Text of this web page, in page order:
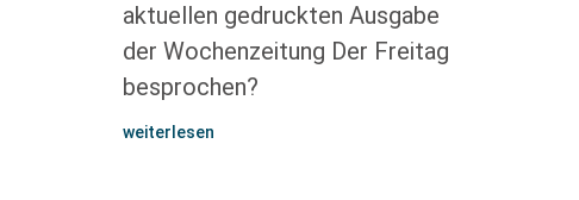
aktuellen gedruckten Ausgabe
der Wochenzeitung Der Freitag
besprochen?
weiterlesen